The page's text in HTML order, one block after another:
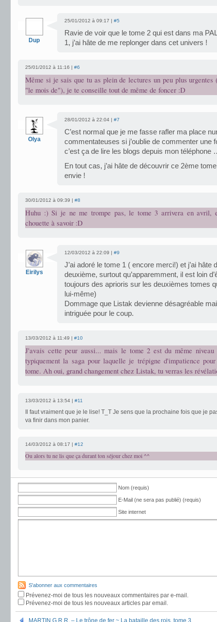
Dup
25/01/2012 à 09:17 | #5
Ravie de voir que le tome 2 qui est dans ma
1, j’ai hâte de me replonger dans cet univers !
25/01/2012 à 11:16 | #6
Même si je sais que tu as plein de lectures un peu plus urgentes
"le mois de"), je te conseille tout de même de foncer :D
Olya
28/01/2012 à 22:04 | #7
C’est normal que je me fasse rafler ma place
commentateuses si j’oublie de commenter une
c’est ça de lire les blogs depuis mon téléphone
En tout cas, j’ai hâte de découvrir ce 2ème
envie !
30/01/2012 à 09:39 | #8
Huhu :) Si je ne me trompe pas, le tome 3 arrivera en avril,
chouette à savoir :D
Eirilys
12/03/2012 à 22:09 | #9
J’ai adoré le tome 1 ( encore merci!) et j’ai hâte
deuxième, surtout qu’apparemment, il est loin
toujours des aprioris sur les deuxièmes tomes
lui-même)
Dommage que Listak devienne désagréable
intriguée pour le coup.
13/03/2012 à 11:49 | #10
J'avais cette peur aussi... mais le tome 2 est du même
typiquement la saga pour laquelle je trépigne d'impatience
tome. Ah oui, grand changement chez Listak, tu verras les
13/03/2012 à 13:54 | #11
Il faut vraiment que je le lise! T_T Je sens que la prochaine fois que je
va finir dans mon panier.
14/03/2012 à 08:17 | #12
Ou alors tu ne lis que ça durant ton séjour chez moi ^^
Nom (requis)
E-Mail (ne sera pas publié) (requis)
Site internet
S'abonner aux commentaires
Prévenez-moi de tous les nouveaux commentaires par e-mail.
Prévenez-moi de tous les nouveaux articles par email.
MARTIN G.R.R. – Le trône de fer ~ La bataille des rois, tome 3